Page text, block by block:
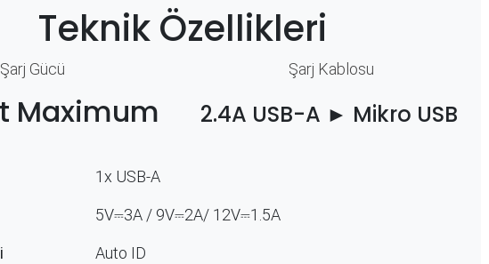
Teknik Özellikleri
Şarj Gücü​
Maximum
Şarj Kablosu
2.4A USB-A ► Mikro USB
1x USB-A
5V⎓3A / 9V⎓2A/ 12V⎓1 .5A
Auto ID